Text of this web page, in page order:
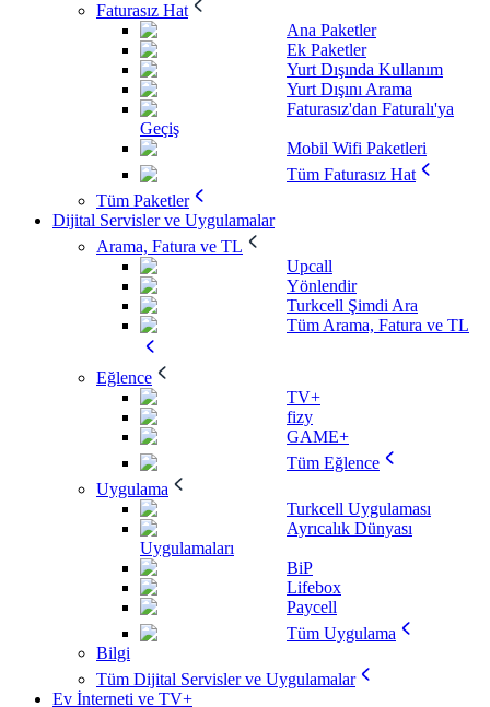
Faturasız Hat
Ana Paketler
Ek Paketler
Yurt Dışında Kullanım
Yurt Dışını Arama
Faturasız'dan Faturalı'ya
Geçiş
Mobil Wifi Paketleri
Tüm Faturasız Hat
Tüm Paketler
Dijital Servisler ve Uygulamalar
Arama, Fatura ve TL
Upcall
Yönlendir
Turkcell Şimdi Ara
Tüm Arama, Fatura ve TL
Eğlence
TV+
fizy
GAME+
Tüm Eğlence
Uygulama
Turkcell Uygulaması
Ayrıcalık Dünyası
Uygulamaları
BiP
Lifebox
Paycell
Tüm Uygulama
Bilgi
Tüm Dijital Servisler ve Uygulamalar
Ev İnterneti ve TV+